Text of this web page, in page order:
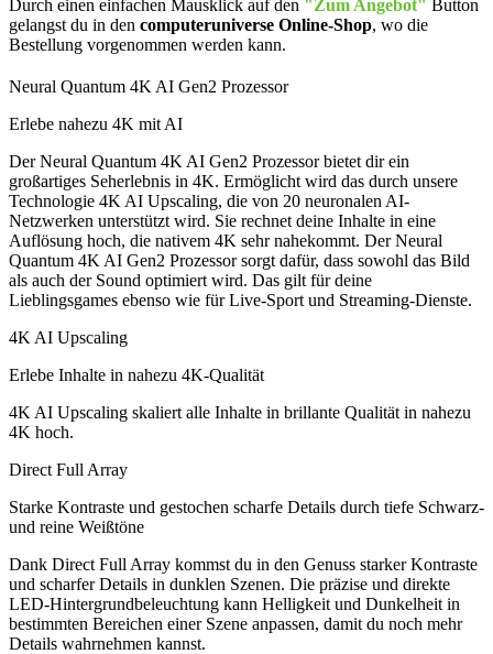
Durch einen einfachen Mausklick auf den "Zum Angebot" Button
gelangst du in den computeruniverse Online-Shop, wo die
Bestellung vorgenommen werden kann.
Neural Quantum 4K AI Gen2 Prozessor
Erlebe nahezu 4K mit AI
Der Neural Quantum 4K AI Gen2 Prozessor bietet dir ein
großartiges Seherlebnis in 4K. Ermöglicht wird das durch unsere
Technologie 4K AI Upscaling, die von 20 neuronalen AI-
Netzwerken unterstützt wird. Sie rechnet deine Inhalte in eine
Auflösung hoch, die nativem 4K sehr nahekommt. Der Neural
Quantum 4K AI Gen2 Prozessor sorgt dafür, dass sowohl das Bild
als auch der Sound optimiert wird. Das gilt für deine
Lieblingsgames ebenso wie für Live-Sport und Streaming-Dienste.
4K AI Upscaling
Erlebe Inhalte in nahezu 4K-Qualität
4K AI Upscaling skaliert alle Inhalte in brillante Qualität in nahezu
4K hoch.
Direct Full Array
Starke Kontraste und gestochen scharfe Details durch tiefe Schwarz-
und reine Weißtöne
Dank Direct Full Array kommst du in den Genuss starker Kontraste
und scharfer Details in dunklen Szenen. Die präzise und direkte
LED-Hintergrundbeleuchtung kann Helligkeit und Dunkelheit in
bestimmten Bereichen einer Szene anpassen, damit du noch mehr
Details wahrnehmen kannst.